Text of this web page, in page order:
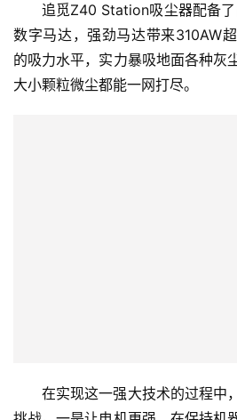
首
追觅Z40 Station吸尘器配备
数字马达，强劲马达带来310AW
的吸力水平，实力暴吸地面各种灰
大小颗粒微尘都能一网打尽。
在实现这一强大技术的过程中